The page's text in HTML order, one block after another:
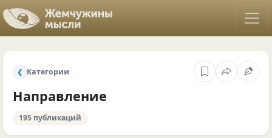
❮ Категории
Направление
195 публикаций